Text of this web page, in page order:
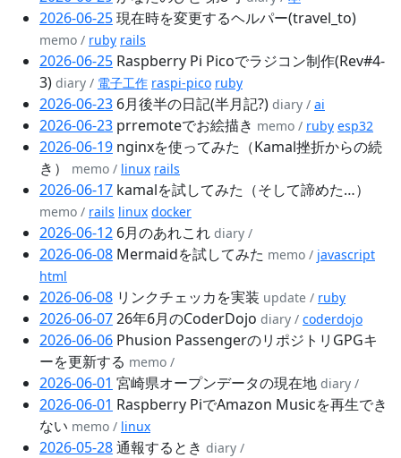
2026-06-25現在時を変更するヘルパー(travel_to)
memo / ruby rails
2026-06-25 Raspberry Pi Picoでラジコン制作(Rev#4-
3) diary / 電子工作 raspi-pico ruby
2026-06-23 6月後半の日記(半月記?) diary / ai
2026-06-23 prremoteでお絵描き memo / ruby esp32
2026-06-19 nginxを使ってみた（Kamal挫折からの続
き）
memo / linux rails
2026-06-17 kamalを試してみた（そして諦めた…）
memo / rails linux docker
2026-06-12 6月のあれこれ diary /
2026-06-08 Mermaidを試してみた memo / javascript
html
2026-06-08 リンクチェッカを実装 update / ruby
2026-06-0726年6月のCoderDojo diary / coderdojo
2026-06-06 Phusion PassengerのリポジトリGPGキ
ーを更新する memo /
2026-06-01 宮崎県オープンデータの現在地 diary /
2026-06-01 Raspberry PiでAmazon Musicを再生でき
ない memo / linux
2026-05-28通報するとき diary /